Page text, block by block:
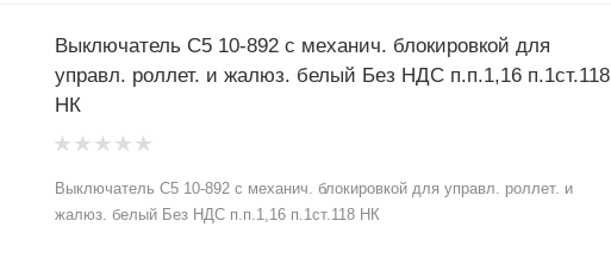
Выключатель С5 10-892 с механич. блокировкой для
управл. роллет. и жалюз. белый Без НДС п.п.1,16 п.1ст.118
НК
Выключатель С5 10-892 с механич. блокировкой для управл. роллет. и
жалюз. белый Без НДС п.п.1,16 п.1ст.118 НК